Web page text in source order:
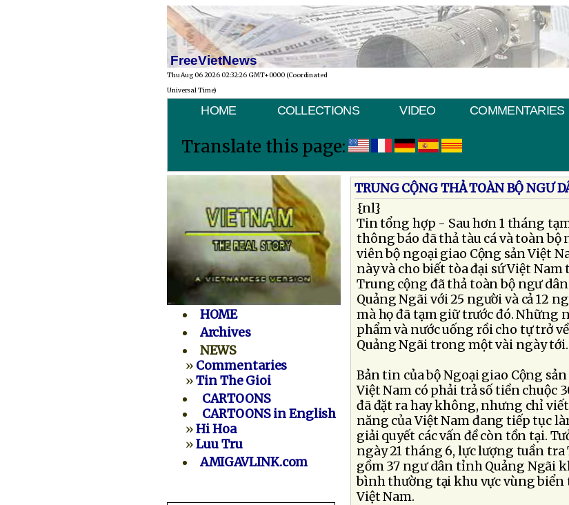
FreeVietNews
Thu Aug 06 2026 02:32:26 GMT+0000 (Coordinated
Universal Time)
HOME COLLECTIONS VIDEO COMMENTARIES
Translate this page:
HOME
Archives
NEWS
» Commentaries
»Tin The Gioi
CARTOONS
CARTOONS in English
»Hi Hoa
»Luu Tru
AMIGAVLINK.com
TRUNG CỘNG THẢ TOÀN BỘ NGƯ
{nl}
Tin tổng hợp - Sau hơn 1 tháng
thông báo đã thả tàu cá và toàn
viên bộ ngoại giao Cộng sản Việt
này và cho biết tòa đại sứ Việt
Trung cộng đã thả toàn bộ ngư
Quảng Ngãi với 25 người và cả 12
mà họ đã tạm giữ trước đó. Những
phẩm và nước uống rồi cho tự trở
Quảng Ngãi trong một vài ngày tới.
Bản tin của bộ Ngoại giao Cộng
Việt Nam có phải trả số tiền chuộc
đã đặt ra hay không, nhưng chỉ
năng của Việt Nam đang tiếp tục
giải quyết các vấn đề còn tồn tại.
ngày 21 tháng 6, lực lượng tuần tra
gồm 37 ngư dân tỉnh Quảng Ngãi
bình thường tại khu vực vùng biển
Việt Nam.